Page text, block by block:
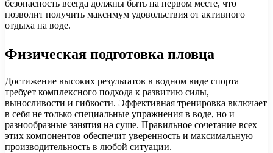
безопасность всегда должны быть на первом месте, что
позволит получить максимум удовольствия от активного
отдыха на воде.
Физическая подготовка пловца
Достижение высоких результатов в водном виде спорта
требует комплексного подхода к развитию силы,
выносливости и гибкости. Эффективная тренировка включает
в себя не только специальные упражнения в воде, но и
разнообразные занятия на суше. Правильное сочетание всех
этих компонентов обеспечит уверенность и максимальную
производительность в любой ситуации.